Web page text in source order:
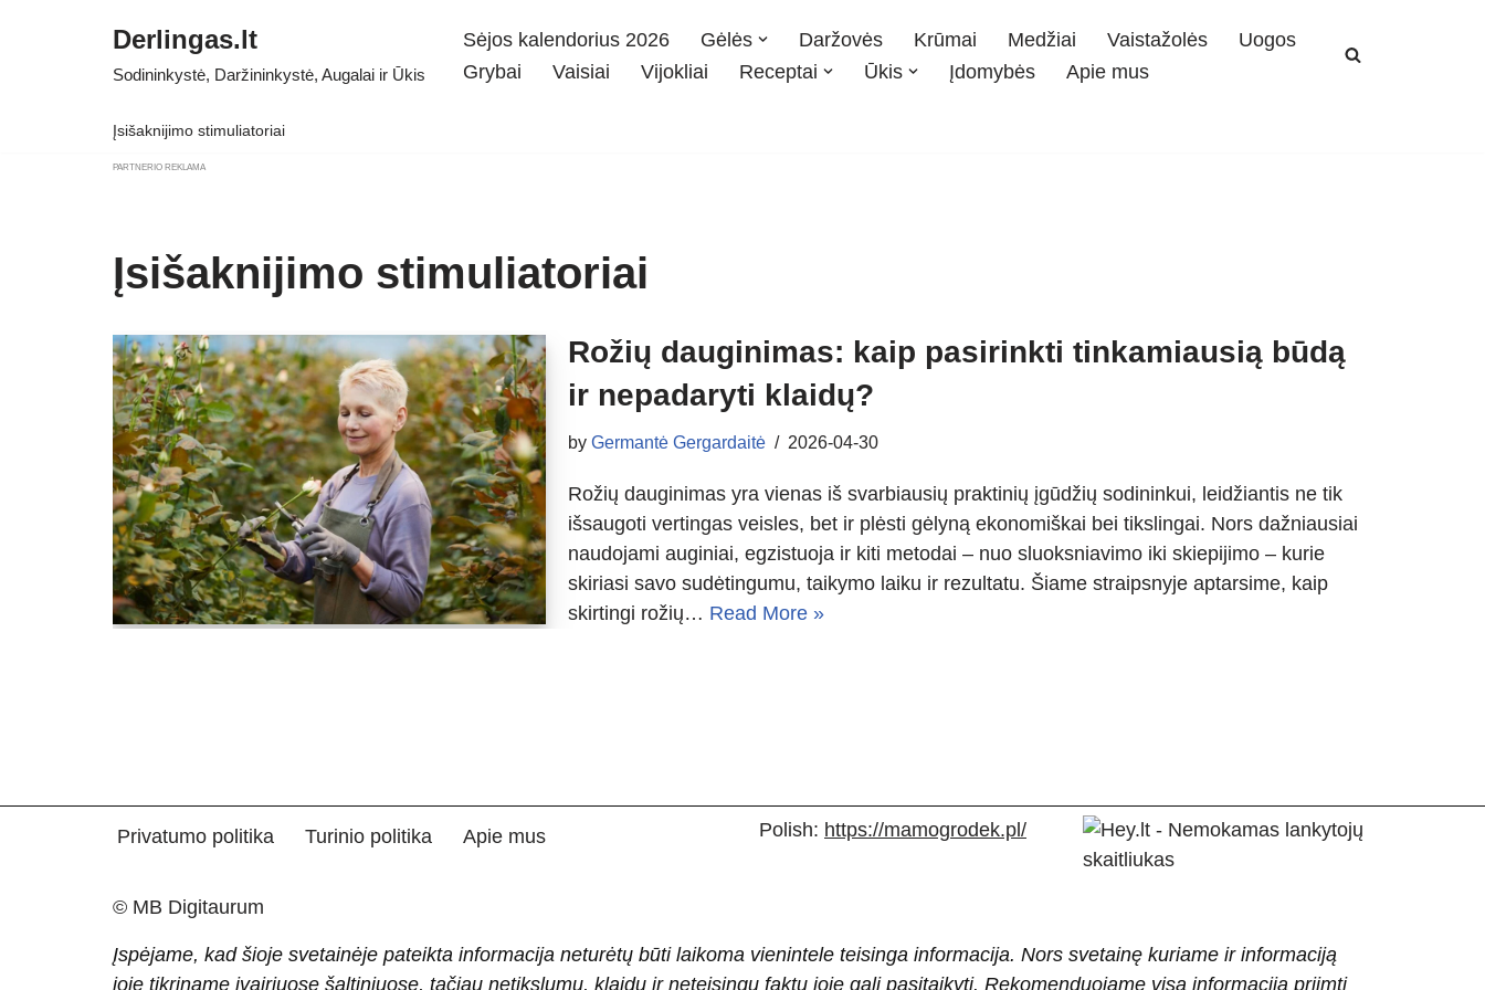
Derlingas.lt
Sodininkystė, Daržininkystė, Augalai ir Ūkis
Sėjos kalendorius 2026 Gėlės Daržovės Krūmai Medžiai Vaistažolės
Uogos
Grybai
Vaisiai Vijokliai Receptai Ūkis Įdomybės Apie mus
Įsišaknijimo stimuliatoriai
PARTNERIO REKLAMA
Įsišaknijimo stimuliatoriai
Rožių dauginimas: kaip pasirinkti tinkamiausią būdą
ir nepadaryti klaidų?
by Germantė Gergardaitė 2026-04-30
Rožių dauginimas yra vienas iš svarbiausių praktinių įgūdžių sodininkui, leidžiantis ne tik
išsaugoti vertingas veisles, bet ir plėsti gėlyną ekonomiškai bei tikslingai. Nors dažniausiai
naudojami auginiai, egzistuoja ir kiti metodai – nuo sluoksniavimo iki skiepijimo – kurie
skiriasi savo sudėtingumu, taikymo laiku ir rezultatu. Šiame straipsnyje aptarsime, kaip
skirtingi rožių… Read More »
Privatumo politika Turinio politika Apie mus Polish: https://mamogrodek.pl/
© MB Digitaurum
Įspėjame, kad šioje svetainėje pateikta informacija neturėtų būti laikoma vienintele teisinga informacija. Nors svetainę kuriame ir informaciją
joje tikriname įvairiuose šaltiniuose, tačiau netikslumų, klaidų ir neteisingų faktų joje gali pasitaikyti. Rekomenduojame visą informaciją priimti